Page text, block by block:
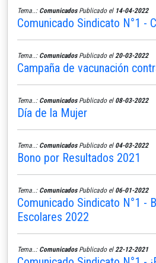
Tema..: ComunicadosPublicado el 14-04-2022
Comunicado Sindicato N°1 -
Tema..: ComunicadosPublicado el 20-03-2022
Campaña de vacunación
Tema..: ComunicadosPublicado el 08-03-2022
Día de la Mujer
Tema..: ComunicadosPublicado el 04-03-2022
Bono por Resultados 2021
Tema..: ComunicadosPublicado el 06-01-2022
Comunicado Sindicato N°1 -
Escolares 2022
Tema..: ComunicadosPublicado el 22-12-2021